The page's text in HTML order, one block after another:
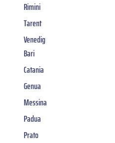
Rimini
Tarent
Venedig
Bari
Catania
Genua
Messina
Padua
Prato